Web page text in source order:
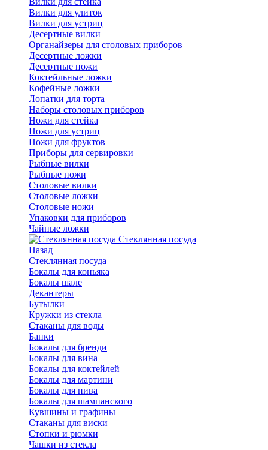
Вилки для улиток
Вилки для устриц
Десертные вилки
Органайзеры для столовых приборов
Десертные ложки
Десертные ножи
Коктейльные ложки
Кофейные ложки
Лопатки для торта
Наборы столовых приборов
Ножи для стейка
Ножи для устриц
Ножи для фруктов
Приборы для сервировки
Рыбные вилки
Рыбные ножи
Столовые вилки
Столовые ложки
Столовые ножи
Упаковки для приборов
Чайные ложки
Стеклянная посуда
Назад
Стеклянная посуда
Бокалы для коньяка
Бокалы шале
Декантеры
Бутылки
Кружки из стекла
Стаканы для воды
Банки
Бокалы для бренди
Бокалы для вина
Бокалы для коктейлей
Бокалы для мартини
Бокалы для пива
Бокалы для шампанского
Кувшины и графины
Стаканы для виски
Стопки и рюмки
Чашки из стекла